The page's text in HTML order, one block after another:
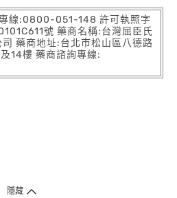
線:0800-051-148 許可執照字
號 藥商名稱:台灣屈臣氏
藥商地址:台北市松山區八德路
14樓 藥商諮詢專線:
隱藏